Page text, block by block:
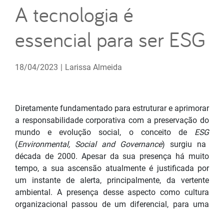
A tecnologia é
essencial para ser ESG
18/04/2023 | Larissa Almeida
Diretamente fundamentado para estruturar e aprimorar
a responsabilidade corporativa com a preservação do
mundo e evolução social, o conceito deESG
(Environmental, Social and Governance) surgiu na
década de 2000. Apesar da sua presença há muito
tempo, a sua ascensão atualmente é justificada por
um instante de alerta, principalmente, da vertente
ambiental. A presença desse aspecto como cultura
organizacional passou de um diferencial, para uma